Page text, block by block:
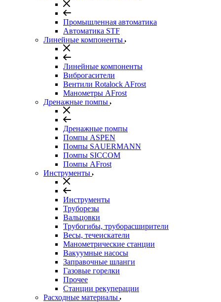
Промышленная автоматика
Автоматика STF
Линейные компоненты
Линейные компоненты
Виброгасители
Вентили Rotalock AFrost
Манометры AFrost
Дренажные помпы
Дренажные помпы
Помпы ASPEN
Помпы SAUERMANN
Помпы SICCOM
Помпы AFrost
Инструменты
Инструменты
Труборезы
Вальцовки
Трубогибы, труборасширители
Весы, течеискатели
Манометрические станции
Вакуумные насосы
Заправочные шланги
Газовые горелки
Прочее
Станции рекуперации
Расходные материалы